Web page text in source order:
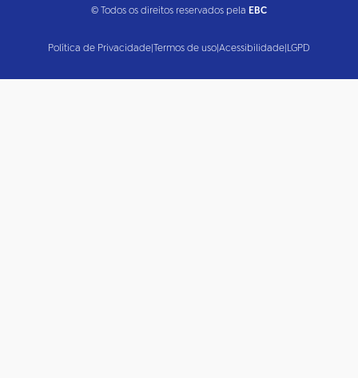
© Todos os direitos reservados pela EBC
Política de Privacidade|Termos de uso|Acessibilidade|LGPD